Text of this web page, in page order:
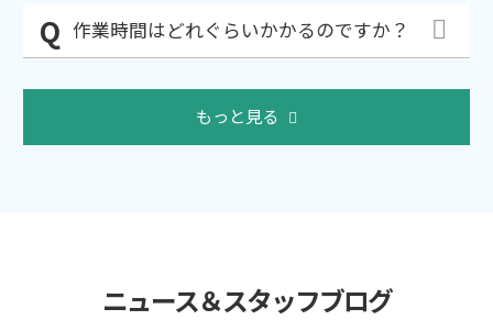
作業時間はどれぐらいかかるのですか？
もっと見る
ニュース＆スタッフブログ